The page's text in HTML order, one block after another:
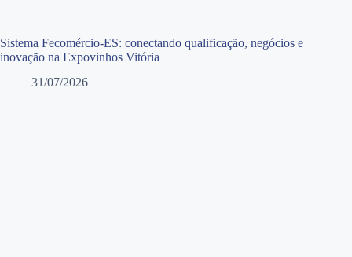
Sistema Fecomércio-ES: conectando qualificação, negócios e
inovação na Expovinhos Vitória
31/07/2026